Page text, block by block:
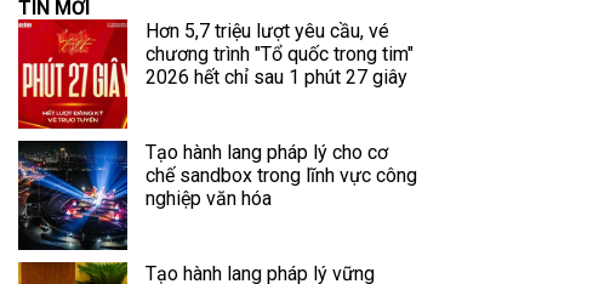
TIN MỚI
Hơn 5,7 triệu lượt yêu cầu, vé
chương trình "Tổ quốc trong tim"
2026 hết chỉ sau 1 phút 27 giây
Tạo hành lang pháp lý cho cơ
chế sandbox trong lĩnh vực công
nghiệp văn hóa
Tạo hành lang pháp lý vững